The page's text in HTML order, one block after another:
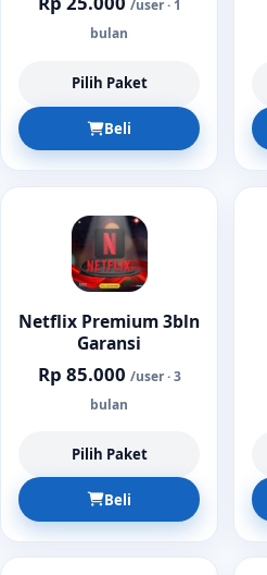
/user · 1
bulan
Pilih Paket
Beli
Netflix Premium 3bln
Garansi
Rp 85.000 /user · 3
bulan
Pilih Paket
Beli